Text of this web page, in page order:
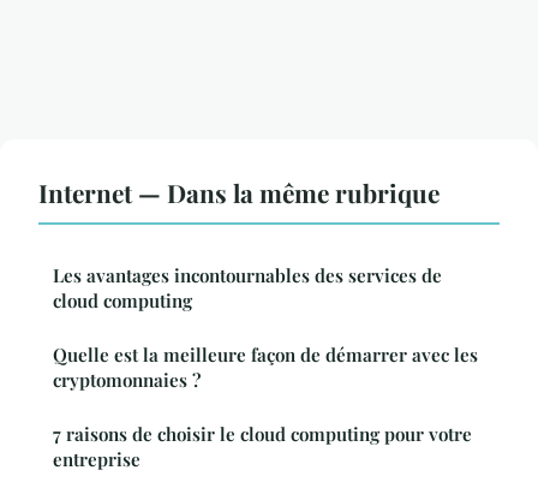
Internet — Dans la même rubrique
Les avantages incontournables des services de
cloud computing
Quelle est la meilleure façon de démarrer avec les
cryptomonnaies ?
7 raisons de choisir le cloud computing pour votre
entreprise